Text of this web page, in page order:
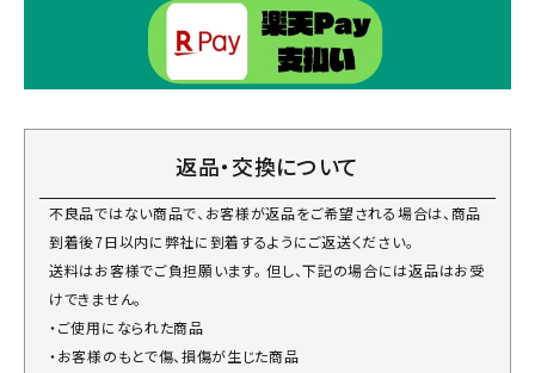
返品・交換について
不良品ではない商品で、お客様が返品をご希望される場合は、商品
到着後7日以内に弊社に到着するようにご返送ください。
送料はお客様でご負担願います。 但し、下記の場合には返品はお受
けできません。
・ご使用になられた商品
・お客様のもとで傷、損傷が生じた商品